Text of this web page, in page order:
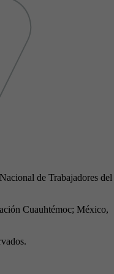
de Trabajadores del
Cuauhtémoc; México,